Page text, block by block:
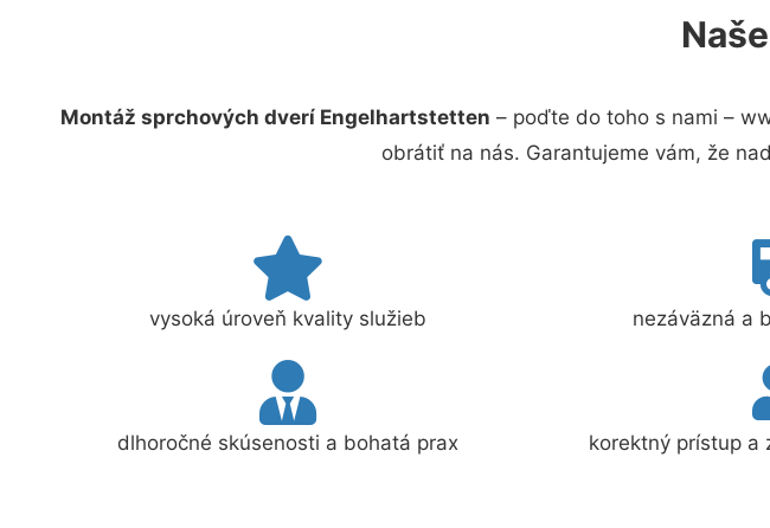
Montáž sprchových dverí Engelhartstetten – poďte do toho s nami –
obrátiť na nás. Garantujeme vám, že
vysoká úroveň kvality služieb nezáväzná a
dlhoročné skúsenosti a bohatá prax korektný prístup a